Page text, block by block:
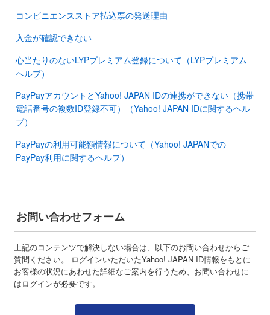
コンビニエンスストア払込票の発送理由
入金が確認できない
心当たりのないLYPプレミアム登録について（LYPプレミアム
ヘルプ）
PayPayアカウントとYahoo! JAPAN IDの連携ができない（携帯
電話番号の複数ID登録不可）（Yahoo! JAPAN IDに関するヘル
プ）
PayPayの利用可能額情報について（Yahoo! JAPANでの
PayPay利用に関するヘルプ）
お問い合わせフォーム
上記のコンテンツで解決しない場合は、以下のお問い合わせからご
質問ください。 ログインいただいたYahoo! JAPAN ID情報をもとに
お客様の状況にあわせた詳細なご案内を行うため、お問い合わせに
はログインが必要です。